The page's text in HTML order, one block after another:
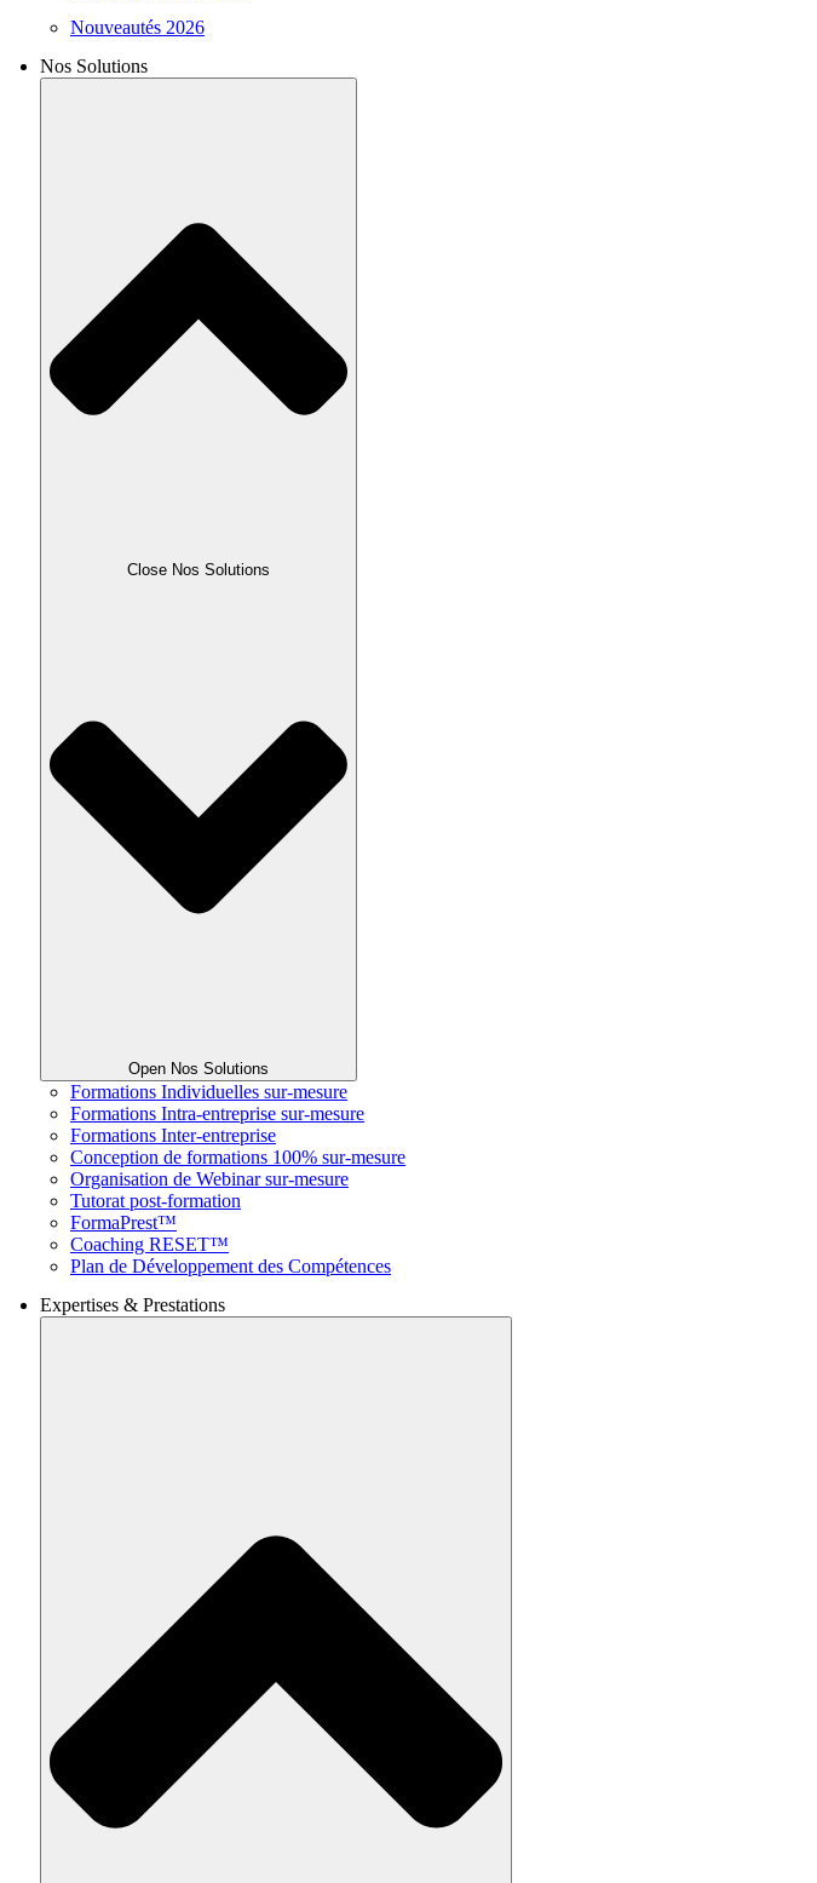
Nouveautés 2026
Nos Solutions
Close Nos Solutions
Open Nos Solutions
Formations Individuelles sur-mesure
Formations Intra-entreprise sur-mesure
Formations Inter-entreprise
Conception de formations 100% sur-mesure
Organisation de Webinar sur-mesure
Tutorat post-formation
FormaPrest™
Coaching RESET™
Plan de Développement des Compétences
Expertises & Prestations